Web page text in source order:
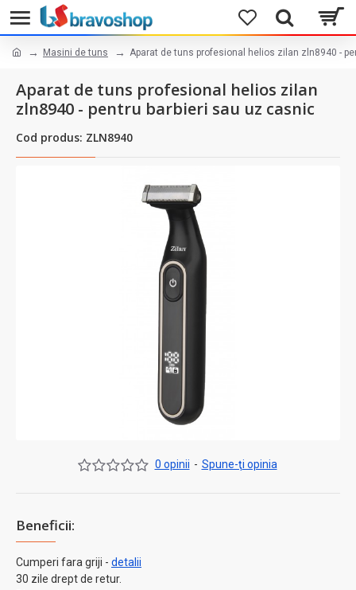
Masini de tuns Aparat de tuns profesional helios zilan zln8940 -
Aparat de tuns profesional helios zilan
zln8940 - pentru barbieri sau uz casnic
Cod produs: ZLN8940
Beneficii:
Cumperi fara griji - detalii
30 zile drept de retur.
0 opinii - Spune-ţi opinia